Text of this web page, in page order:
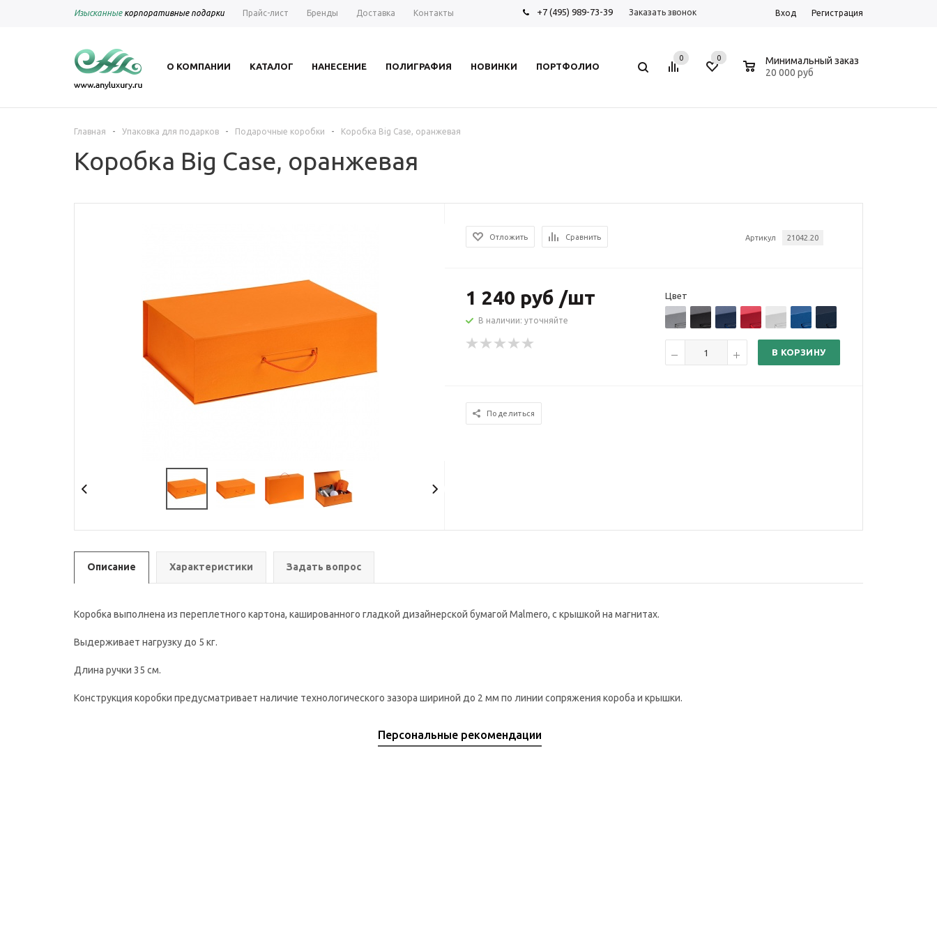
Изысканныекорпоративные подарки Прайс-лист Бренды Доставка Контакты +7 (495) 989-73-39 Заказать звонок Вход Регистрация
О КОМПАНИИ КАТАЛОГ НАНЕСЕНИЕ ПОЛИГРАФИЯ НОВИНКИ ПОРТФОЛИО
0 0
Минимальный заказ
20 000 руб
Главная - Упаковка для подарков - Подарочные коробки - Коробка Big Case, оранжевая
Коробка Big Case, оранжевая
Артикул 21042.20
Отложить Сравнить
1 240 руб /шт
В наличии: уточняйте
Цвет
В КОРЗИНУ
Поделиться
Описание Характеристики Задать вопрос
Коробка выполнена из переплетного картона, кашированного гладкой дизайнерской бумагой Malmero, с крышкой на магнитах.
Выдерживает нагрузку до 5 кг.
Длина ручки 35 см.
Конструкция коробки предусматривает наличие технологического зазора шириной до 2 мм по линии сопряжения короба и крышки.
Персональные рекомендации